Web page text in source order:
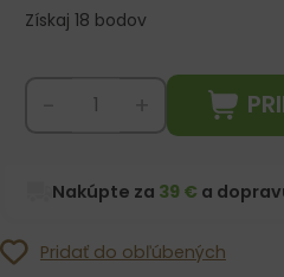
Získaj 18 bodov
Nakúpte za 39 € a
Pridať do obľúbených